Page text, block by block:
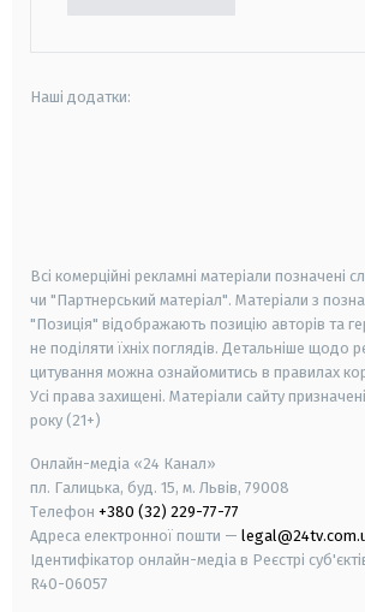
Наші додатки:
Всі комерційні рекламні матеріали позначені
чи "Партнерський матеріал". Матеріали з
"Позиція" відображають позицію авторів та
не поділяти їхніх поглядів. Детальніше щодо
цитування можна ознайомитись в правилах
Усі права захищені. Матеріали сайту
року (21+)
Онлайн-медіа «24 Канал»
пл. Галицька, буд. 15, м. Львів, 79008
Телефон +380 (32) 229-77-77
Адреса електронної пошти —
Ідентифікатор онлайн-медіа в Реєстрі
R40-06057